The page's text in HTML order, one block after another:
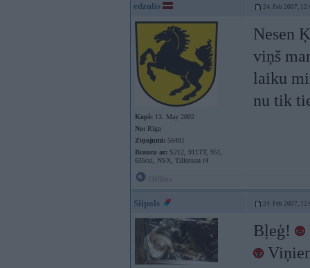
edzulis 24. Feb 2007,
Kopš: 13. May 2002
No: Rīga
Ziņojumi: 56481
Braucu ar: S212, 911TT, 951,
635csi, NSX, Tillotson t4
Nesen
viņš
laiku
nu tik
Siipols 24. Feb 2007,
Bļeģ!